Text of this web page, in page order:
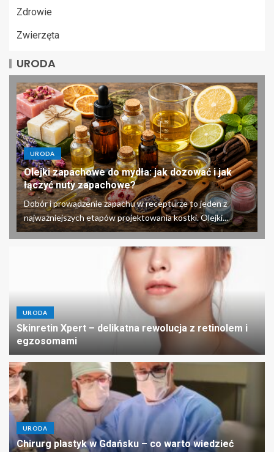
Zdrowie
Zwierzęta
URODA
URODA
Olejki zapachowe do mydła: jak dozować i jak
łączyć nuty zapachowe?
Dobór i prowadzenie zapachu w recepturze to jeden z
najważniejszych etapów projektowania kostki. Olejki...
URODA
Skinretin Xpert – delikatna rewolucja z retinolem i
egzosomami
URODA
Chirurg plastyk w Gdańsku – co warto wiedzieć